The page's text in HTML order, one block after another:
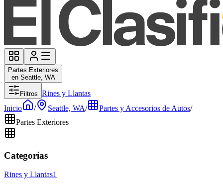
Partes Exteriores
en Seattle, WA
Filtros Rines y Llantas
Inicio
/ Seattle, WA/ Partes y Accesorios de Autos/
Partes Exteriores
Categorías
Rines y Llantas1